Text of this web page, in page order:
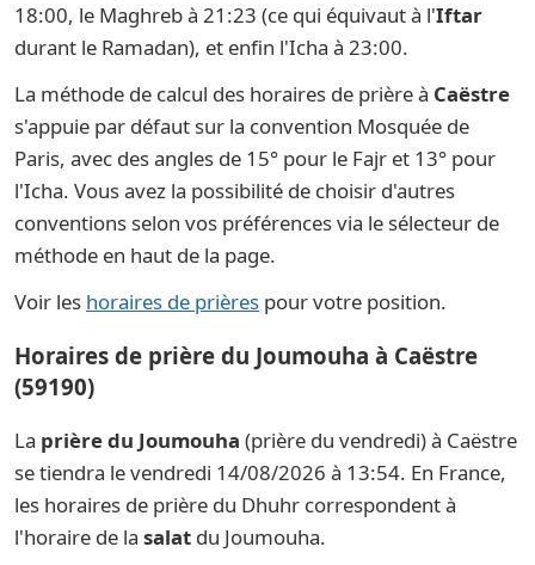
18:00, le Maghreb à 21:23 (ce qui équivaut à l'Iftar
durant le Ramadan), et enfin l'Icha à 23:00.
La méthode de calcul des horaires de prière à Caëstre
s'appuie par défaut sur la convention Mosquée de
Paris, avec des angles de 15° pour le Fajr et 13° pour
l'Icha. Vous avez la possibilité de choisir d'autres
conventions selon vos préférences via le sélecteur de
méthode en haut de la page.
Voir les horaires de prières pour votre position.
Horaires de prière du Joumouha à Caëstre
(59190)
La prière du Joumouha (prière du vendredi) à Caëstre
se tiendra le vendredi 14/08/2026 à 13:54. En France,
les horaires de prière du Dhuhr correspondent à
l'horaire de la salat du Joumouha.